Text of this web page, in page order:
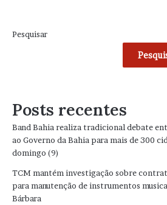
Pesquisar
Posts recentes
Band Bahia realiza tradicional debate
ao Governo da Bahia para mais de 300
domingo (9)
TCM mantém investigação sobre
para manutenção de instrumentos
Bárbara